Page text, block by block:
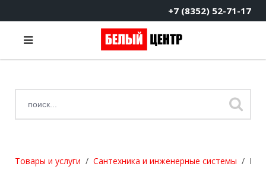
+7 (8352) 52-71-17
Товары и услуги Сантехника и инженерные системы